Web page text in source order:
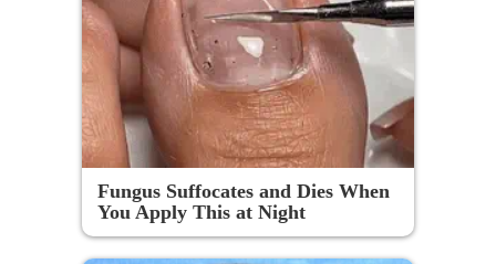
Fungus Suffocates and Dies When
You Apply This at Night